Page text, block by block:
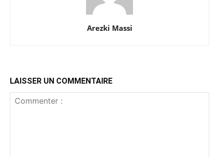
Arezki Massi
LAISSER UN COMMENTAIRE